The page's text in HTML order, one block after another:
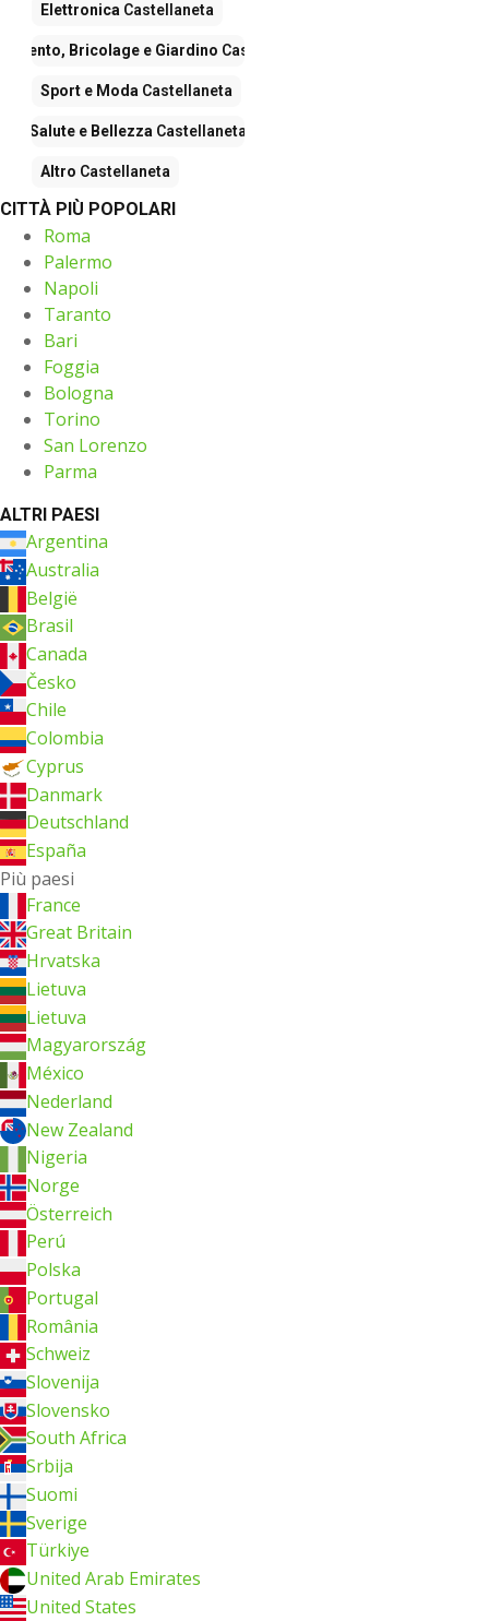
Elettronica Castellaneta
Bricolage e Giardino Castellaneta
Sport e Moda Castellaneta
Salute e Bellezza Castellaneta
Altro Castellaneta
CITTÀ PIÙ POPOLARI
Roma
Palermo
Napoli
Taranto
Bari
Foggia
Bologna
Torino
San Lorenzo
Parma
ALTRI PAESI
Argentina
Australia
België
Brasil
Canada
Česko
Chile
Colombia
Cyprus
Danmark
Deutschland
España
Più paesi
France
Great Britain
Hrvatska
Lietuva
Lietuva
Magyarország
México
Nederland
New Zealand
Nigeria
Norge
Österreich
Perú
Polska
Portugal
România
Schweiz
Slovenija
Slovensko
South Africa
Srbija
Suomi
Sverige
Türkiye
United Arab Emirates
United States